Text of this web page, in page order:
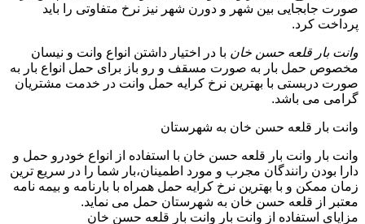
صورت جابجایی بین شهر و دورن شهر نیز نرخ متفاوتی را باید
پرداخت کرد.
وانت بار قلعه حسن خان با در اختیار داشتن انواع وانت و نیسان
مخصوص حمل بار به صورت مسقف و رو باز برای حمل انواع بار به
صورت دربستی با بهترین نرخ کرایه حمل وانت در خدمت مشتریان
گرامی می باشد.
وانت بار قلعه حسن خان به شهرستان
وانت بار وانت بار قلعه حسن خان با استفاده از انواع خودرو حمل و
دارا بودن رانندگان مجرب و مورد اطمینان،بار شما را در سریع ترین
زمان ممکن و با بهترین نرخ کرایه حمل همراه با بارنامه و بیمه نامه
معتبر از قلعه حسن خان به شهرستان حمل می نماید.
مزایای استفاده از وانت بار وانت بار قلعه حسن خان